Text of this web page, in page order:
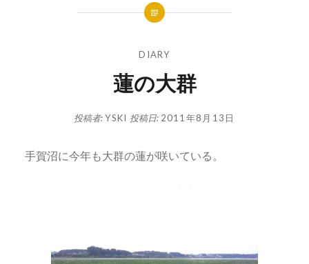
DIARY
蓮の大群
投稿者:YSKI 投稿日: 2011年8月13日
手賀沼に今年も大群の蓮が咲いている。